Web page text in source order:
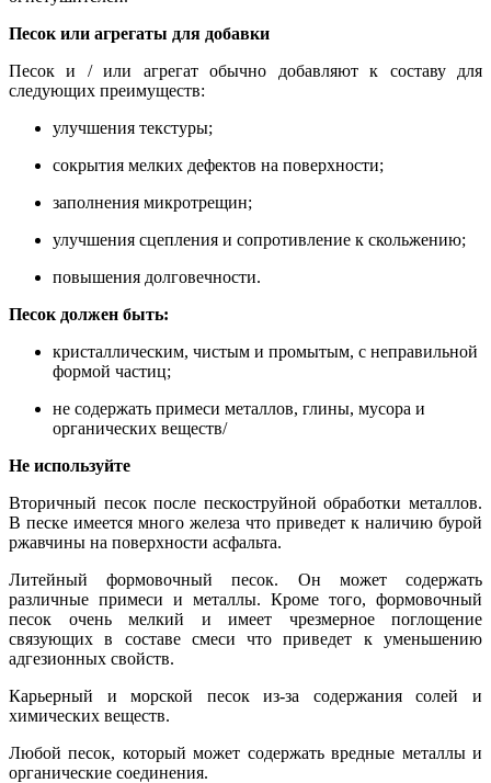
Песок или агрегаты для добавки
Песок и / или агрегат обычно добавляют к составу для
следующих преимуществ:
улучшения текстуры;
сокрытия мелких дефектов на поверхности;
заполнения микротрещин;
улучшения сцепления и сопротивление к скольжению;
повышения долговечности.
Песок должен быть:
кристаллическим, чистым и промытым, с неправильной
формой частиц;
не содержать примеси металлов, глины, мусора и
органических веществ/
Не используйте
Вторичный песок после пескоструйной обработки металлов.
В песке имеется много железа что приведет к наличию бурой
ржавчины на поверхности асфальта.
Литейный формовочный песок. Он может содержать
различные примеси и металлы. Кроме того, формовочный
песок очень мелкий и имеет чрезмерное поглощение
связующих в составе смеси что приведет к уменьшению
адгезионных свойств.
Карьерный и морской песок из-за содержания солей и
химических веществ.
Любой песок, который может содержать вредные металлы и
органические соединения.